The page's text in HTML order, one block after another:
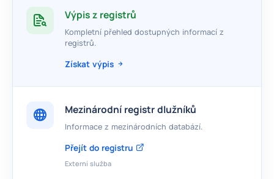
Výpis z registrů
Kompletní přehled dostupných informací z
registrů.
Získat výpis
Mezinárodní registr dlužníků
Informace z mezinárodních databází.
Přejít do registru
Externí služba